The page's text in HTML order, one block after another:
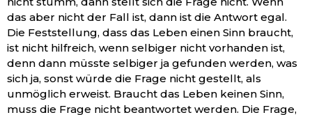
das aber nicht der Fall ist, dann ist die Antwort egal.
Die Feststellung, dass das Leben einen Sinn braucht,
ist nicht hilfreich, wenn selbiger nicht vorhanden ist,
denn dann müsste selbiger ja gefunden werden, was
sich ja, sonst würde die Frage nicht gestellt, als
unmöglich erweist. Braucht das Leben keinen Sinn,
muss die Frage nicht beantwortet werden. Die Frage,